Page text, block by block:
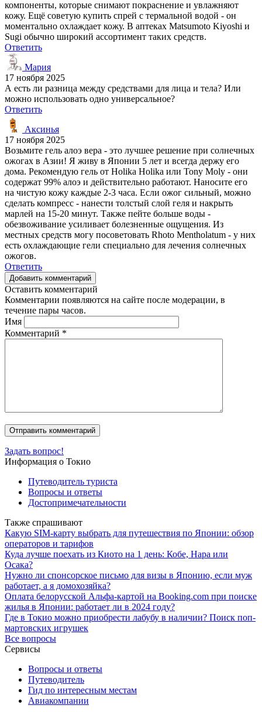
компоненты, которые снимают покраснение и увлажняют
кожу. Ещё советую купить спрей с термальной водой - он
моментально охлаждает кожу. В аптеках Matsumoto Kiyoshi и
Sugi обычно широкий ассортимент таких средств.
Ответить
Мария
17 ноября 2025
А есть ли разница между средствами для лица и тела? Или
можно использовать одно универсальное?
Ответить
Аксинья
17 ноября 2025
Возьмите гель алоэ вера - это лучшее решение при солнечных
ожогах в Азии! Я живу в Японии 5 лет и всегда держу его
дома. Рекомендую гель от Holika Holika или Tony Moly - они
содержат 99% алоэ и действительно работают. Наносите его
на чистую кожу каждые 2-3 часа. Если ожог сильный, можно
сделать компресс - нанести толстый слой геля и накрыть
марлей на 15-20 минут. Также пейте больше воды -
обезвоживание усиливает болезненные ощущения. Из
местных средств могу посоветовать Rhoto Mentholatum - у них
есть охлаждающие гели специально для лечения солнечных
ожогов.
Ответить
Добавить комментарий
Оставить комментарий
Комментарии появляются на сайте после модерации, в
течение пары часов.
Имя
Комментарий *
Задать вопрос!
Информация о Токио
Путеводитель туриста
Вопросы и ответы
Достопримечательности
Также спрашивают
Какую SIM-карту выбрать для путешествия по Японии: обзор
операторов и тарифов
Куда лучше поехать из Киото на 1 день: Кобе, Нара или
Осака?
Нужно ли спонсорское письмо для визы в Японию, если муж
работает, а я домохозяйка?
Оплата белорусской Альфа-картой на Booking.com при поиске
жилья в Японии: работает ли в 2024 году?
Где в Токио можно приобрести лабубу в наличии? Поиск поп-
мартовских игрушек
Все вопросы
Сервисы
Вопросы и ответы
Путеводитель
Гид по интересным местам
Авиакомпании